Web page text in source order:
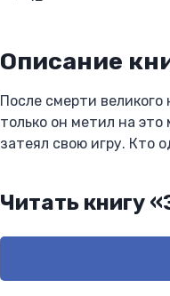
Описание
После смерти великого
только он метил на
затеял свою игру. Кто
Читать книгу